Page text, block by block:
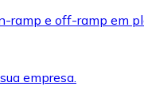
ramp e off-ramp em
empresa.